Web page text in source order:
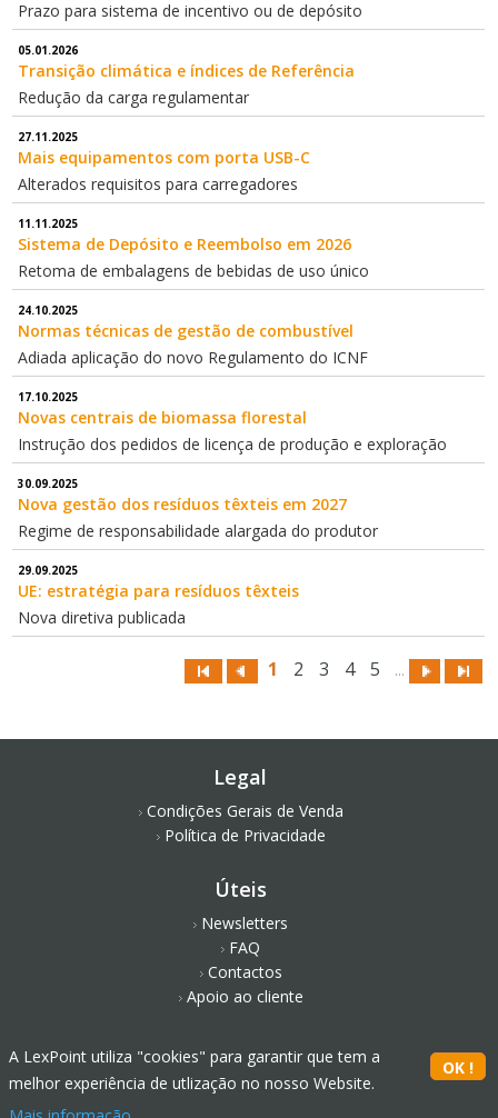
Prazo para sistema de incentivo ou de depósito
05.01.2026
Transição climática e índices de Referência
Redução da carga regulamentar
27.11.2025
Mais equipamentos com porta USB-C
Alterados requisitos para carregadores
11.11.2025
Sistema de Depósito e Reembolso em 2026
Retoma de embalagens de bebidas de uso único
24.10.2025
Normas técnicas de gestão de combustível
Adiada aplicação do novo Regulamento do ICNF
17.10.2025
Novas centrais de biomassa florestal
Instrução dos pedidos de licença de produção e exploração
30.09.2025
Nova gestão dos resíduos têxteis em 2027
Regime de responsabilidade alargada do produtor
29.09.2025
UE: estratégia para resíduos têxteis
Nova diretiva publicada
1 2 3 4 5 ...
Legal
Condições Gerais de Venda
Política de Privacidade
Úteis
Newsletters
FAQ
Contactos
Apoio ao cliente
Redes Sociais
A LexPoint utiliza "cookies" para garantir que tem a
melhor experiência de utlização no nosso Website.